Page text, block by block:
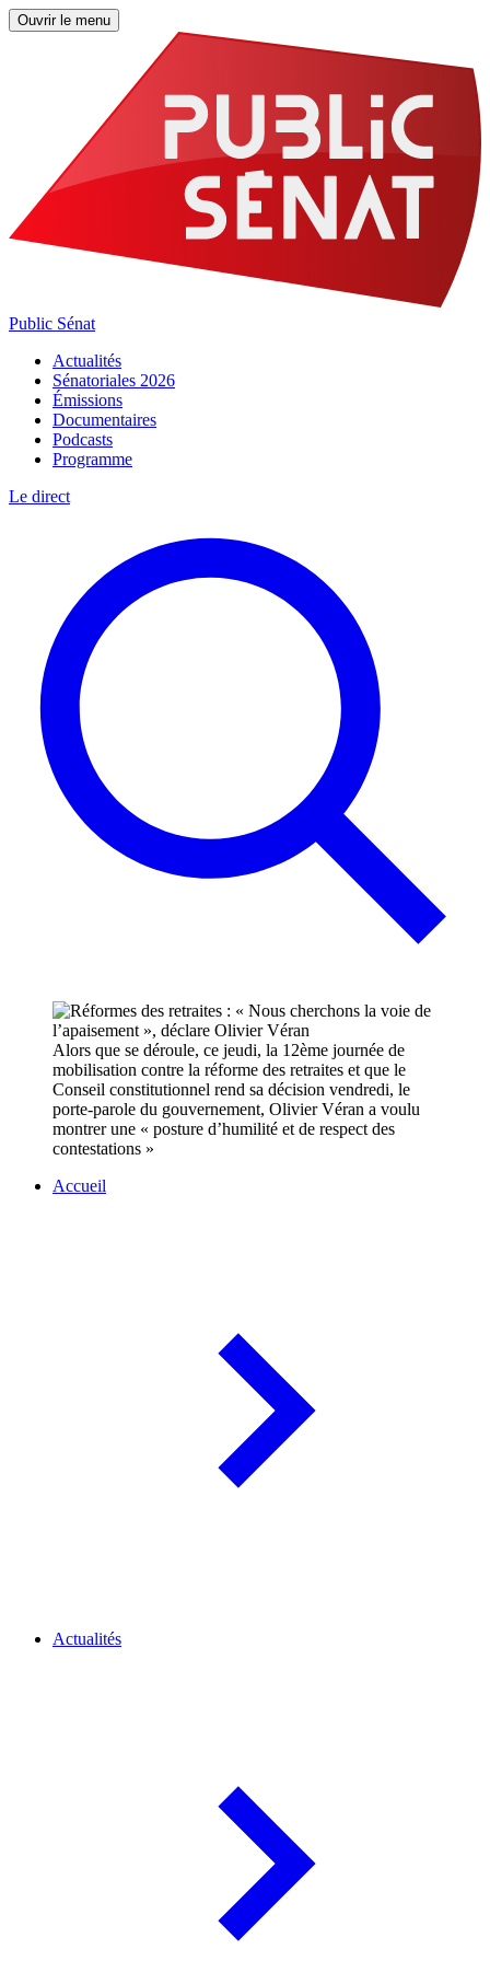
Ouvrir le menu
Public Sénat
Actualités
Sénatoriales 2026
Émissions
Documentaires
Podcasts
Programme
Le direct
Alors que se déroule, ce jeudi, la 12ème journée de
mobilisation contre la réforme des retraites et que le
Conseil constitutionnel rend sa décision vendredi, le
porte-parole du gouvernement, Olivier Véran a voulu
montrer une « posture d’humilité et de respect des
contestations »
Accueil
Actualités